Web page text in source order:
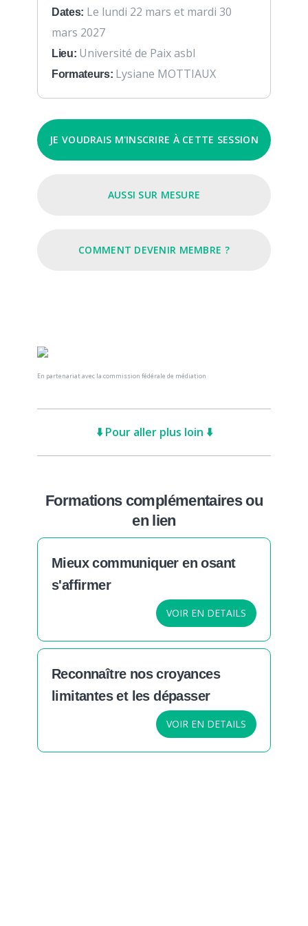
Dates: Le lundi 22 mars et mardi 30
mars 2027
Lieu: Université de Paix asbl
Formateurs: Lysiane MOTTIAUX
JE VOUDRAIS M'INSCRIRE À CETTE SESSION
AUSSI SUR MESURE
COMMENT DEVENIR MEMBRE ?
En partenariat avec la commission fédérale de médiation
⬇️ Pour aller plus loin ⬇️
Formations complémentaires ou
en lien
Mieux communiquer en osant
s'affirmer
VOIR EN DETAILS
Reconnaître nos croyances
limitantes et les dépasser
VOIR EN DETAILS